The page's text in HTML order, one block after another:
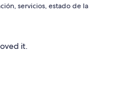
servicios, estado de la
it.